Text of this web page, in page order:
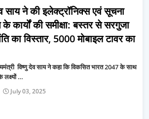
साय ने की इलेक्ट्रॉनिक्स एवं सूचना
के कार्यों की समीक्षा: बस्तर से सरगुजा
का विस्तार, 5000 मोबाइल टावर का
विष्णु देव साय ने कहा कि विकसित भारत 2047 के साथ
लक्ष्यों …
July 03, 2025